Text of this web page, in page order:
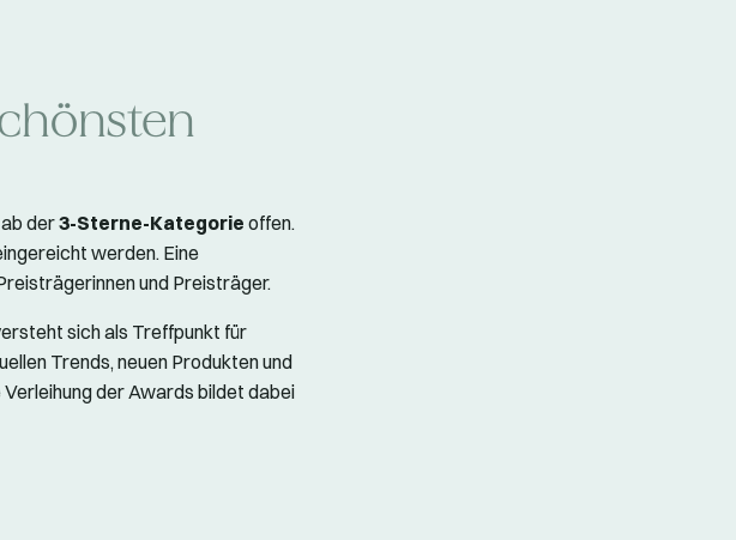
der3-Sterne-Kategorie offen.
werden. Eine
und Preisträger.
sich als Treffpunkt für
Trends, neuen Produkten und
der Awards bildet dabei